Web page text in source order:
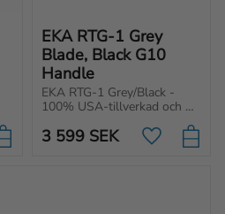
i favoriter
EKA RTG-1 Grey
Blade, Black G10
Handle
EKA RTG-1 Grey/Black -
100% USA-tillverkad och
Kraftigt blad med
ergonomiskt handtag.
3 599 SEK Lägg till i